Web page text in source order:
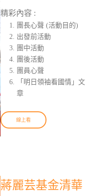
精彩內容 :
團長心聲 (活動目的)
出發前活動
團中活動
團後活動
團員心聲
「明日領袖看國情」文
章
線上看
蔣麗芸基金清華